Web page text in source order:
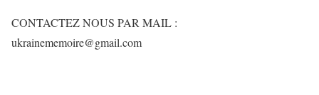
CONTACTEZ NOUS PAR MAIL :
ukrainememoire@gmail.com